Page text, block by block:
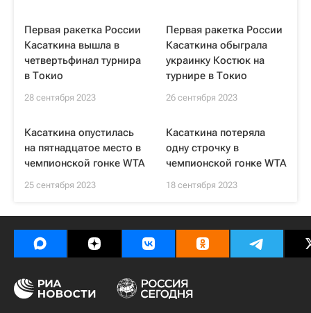
Первая ракетка России
Касаткина вышла в
четвертьфинал турнира
в Токио
28 сентября 2023
Первая ракетка России
Касаткина обыграла
украинку Костюк на
турнире в Токио
26 сентября 2023
Касаткина опустилась
на пятнадцатое место в
чемпионской гонке WTA
25 сентября 2023
Касаткина потеряла
одну строчку в
чемпионской гонке WTA
18 сентября 2023